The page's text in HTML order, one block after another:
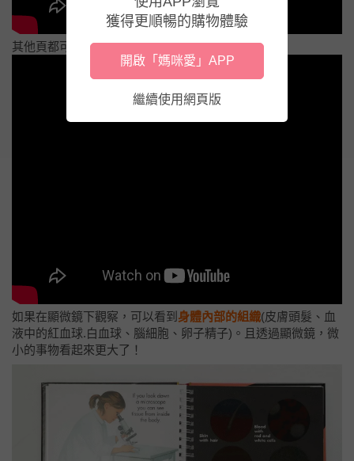
其他頁都可以照來照去。
如果在顯微鏡下觀察，可以看到 身體內部的組織(皮膚頭髮、血
液中的紅血球.白血球、腦細胞、卵子精子)。且透過顯微鏡，微
小的事物看起來更大了！
獲得更順暢的購物體驗
開啟「媽咪愛」APP
繼續使用網頁版